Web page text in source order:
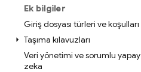
Ek bilgiler
Giriş dosyası türleri ve koşulları
Taşıma kılavuzları
Veri yönetimi ve sorumlu yapay
zeka